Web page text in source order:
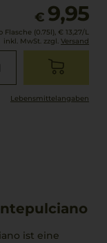
€ 9,95
Flasche (0.75l), € 13,27/L
inkl. MwSt. zzgl. Versand
Lebensmittel­angaben
ist eine